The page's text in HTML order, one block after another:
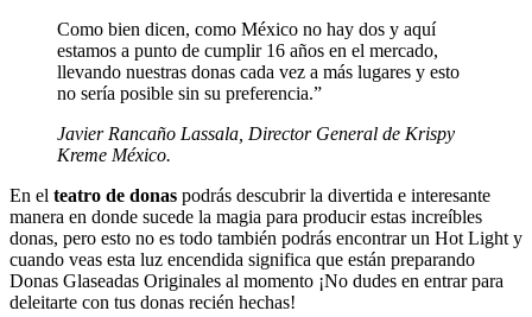
Como bien dicen, como México no hay dos y aquí
estamos a punto de cumplir 16 años en el mercado,
llevando nuestras donas cada vez a más lugares y esto
no sería posible sin su preferencia.”
Javier Rancaño Lassala, Director General de Krispy
Kreme México.
En el teatro de donas podrás descubrir la divertida e interesante
manera en donde sucede la magia para producir estas increíbles
donas, pero esto no es todo también podrás encontrar un Hot Light y
cuando veas esta luz encendida significa que están preparando
Donas Glaseadas Originales al momento ¡No dudes en entrar para
deleitarte con tus donas recién hechas!